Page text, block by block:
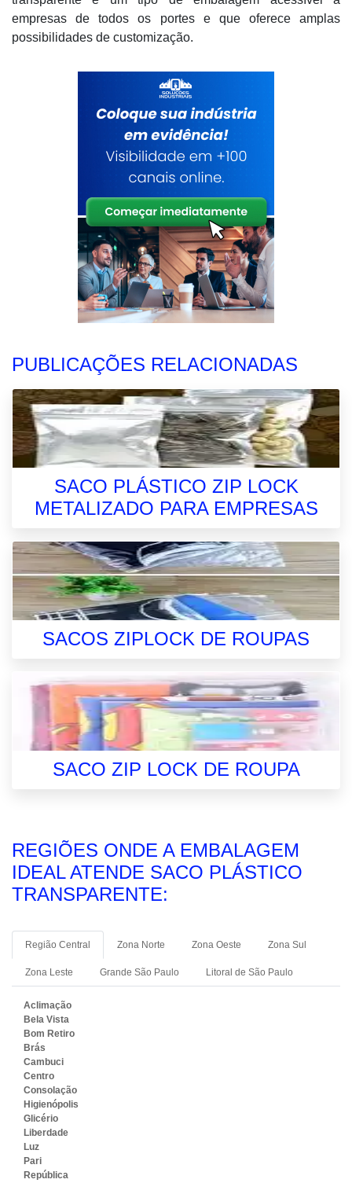
empresas de todos os portes e que oferece amplas
possibilidades de customização.
PUBLICAÇÕES RELACIONADAS
SACO PLÁSTICO ZIP LOCK
METALIZADO PARA EMPRESAS
SACOS ZIPLOCK DE ROUPAS
SACO ZIP LOCK DE ROUPA
REGIÕES ONDE A EMBALAGEM
IDEAL ATENDE SACO PLÁSTICO
TRANSPARENTE:
Região Central Zona Norte Zona Oeste Zona Sul
Zona Leste Grande São Paulo Litoral de São Paulo
Aclimação
Bela Vista
Bom Retiro
Brás
Cambuci
Centro
Consolação
Higienópolis
Glicério
Liberdade
Luz
Pari
República